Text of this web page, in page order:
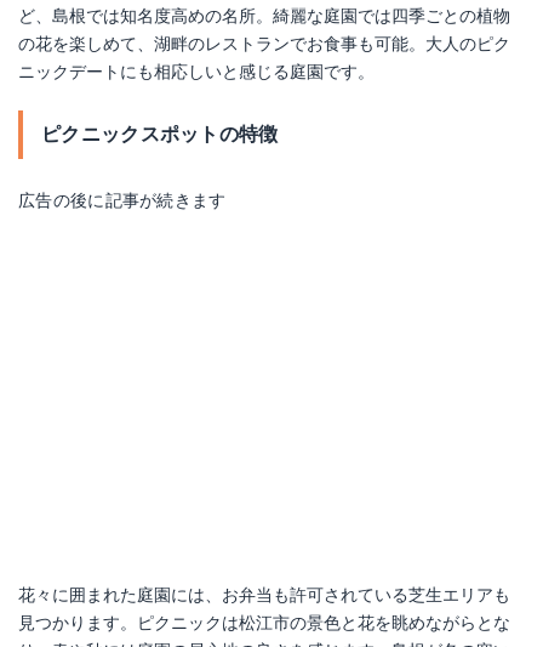
ど、島根では知名度高めの名所。綺麗な庭園では四季ごとの植物
の花を楽しめて、湖畔のレストランでお食事も可能。大人のピク
ニックデートにも相応しいと感じる庭園です。
ピクニックスポットの特徴
広告の後に記事が続きます
花々に囲まれた庭園には、お弁当も許可されている芝生エリアも
見つかります。ピクニックは松江市の景色と花を眺めながらとな